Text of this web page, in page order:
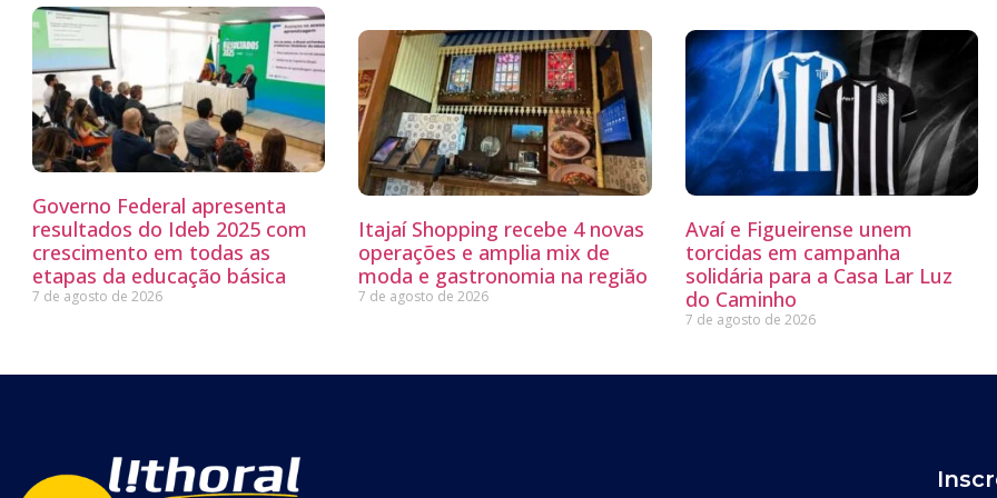
Governo Federal apresenta
resultados do Ideb 2025 com
crescimento em todas as
etapas da educação básica
7 de agosto de 2026
Itajaí Shopping recebe 4 novas
operações e amplia mix de
moda e gastronomia na região
7 de agosto de 2026
Avaí e Figueirense unem
torcidas em campanha
solidária para a Casa Lar Luz
do Caminho
7 de agosto de 2026